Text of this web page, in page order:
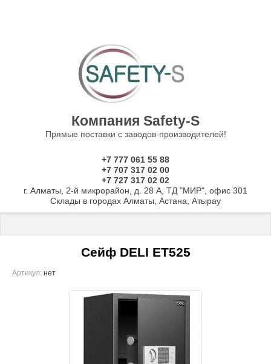
Компания Safety-S
Прямые поставки с заводов-производителей!
+7 777 061 55 88
+7 707 317 02 00
+7 727 317 02 02
г. Алматы, 2-й микрорайон, д. 28 А, ТД "МИР", офис 301
Склады в городах Алматы, Астана, Атырау
СЕЙФЫ ДЛЯ ДОМА И ОФИСА
Сейф DELI ET525
Артикул: нет